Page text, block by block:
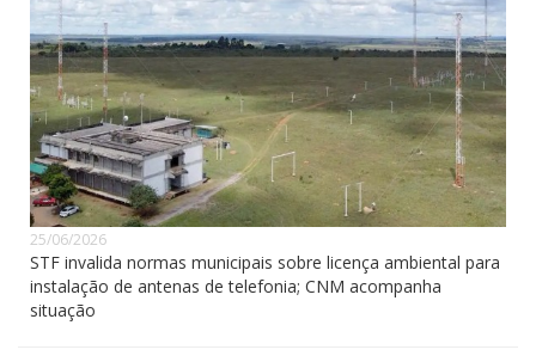
25/06/2026
STF invalida normas municipais sobre licença ambiental para
instalação de antenas de telefonia; CNM acompanha
situação